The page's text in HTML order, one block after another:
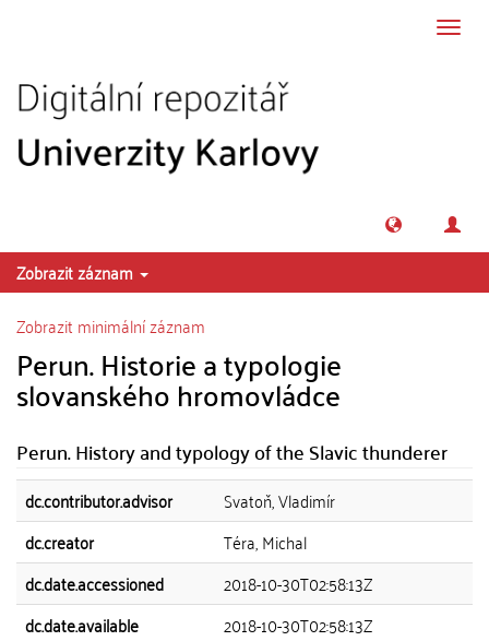
Zobrazit záznam
Zobrazit minimální záznam
Perun. Historie a typologie
slovanského hromovládce
Perun. History and typology of the Slavic thunderer
dc.contributor.advisor
Svatoň, Vladimír
dc.creator
Téra, Michal
dc.date.accessioned
2018-10-30T02:58:13Z
dc.date.available
2018-10-30T02:58:13Z